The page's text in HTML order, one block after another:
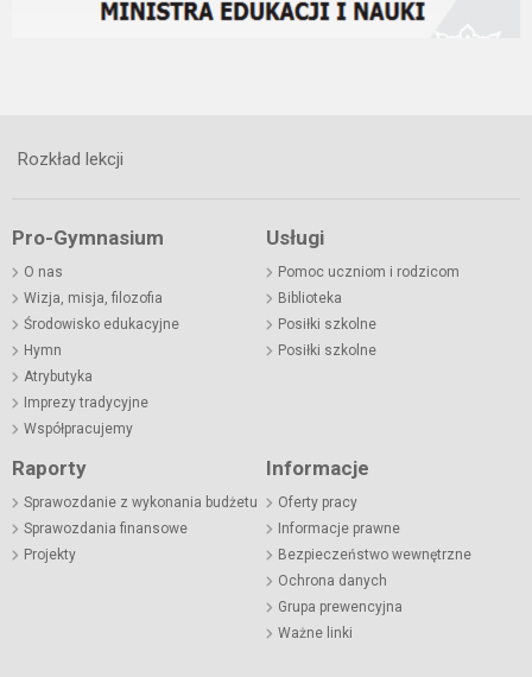
Rozkład lekcji
Pro-Gymnasium
O nas
Wizja, misja, filozofia
Środowisko edukacyjne
Hymn
Atrybutyka
Imprezy tradycyjne
Współpracujemy
Usługi
Pomoc uczniom i rodzicom
Biblioteka
Posiłki szkolne
Posiłki szkolne
Raporty
Sprawozdanie z wykonania budżetu
Sprawozdania finansowe
Projekty
Informacje
Oferty pracy
Informacje prawne
Bezpieczeństwo wewnętrzne
Ochrona danych
Grupa prewencyjna
Ważne linki